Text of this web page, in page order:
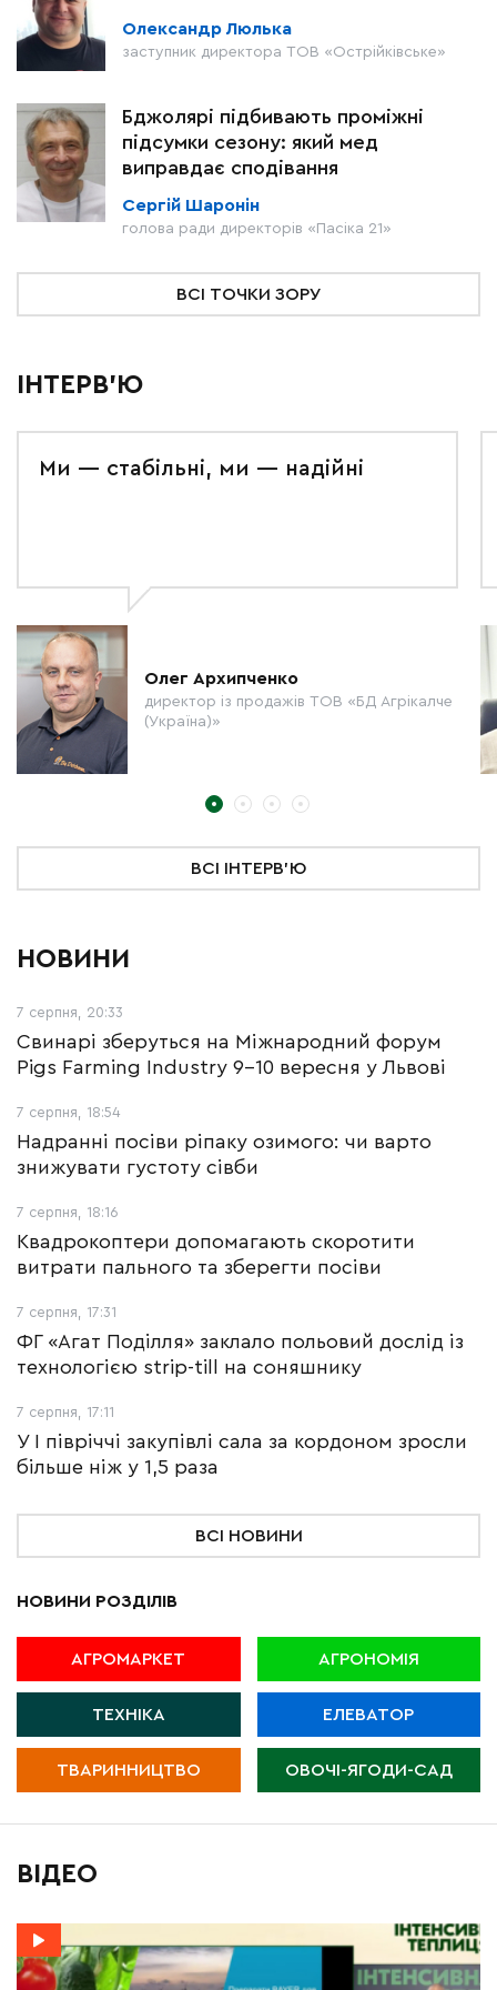
Олександр Люлька
заступник директора ТОВ «Острійківське»
Бджолярі підбивають проміжні
підсумки сезону: який мед
виправдає сподівання
Сергій Шаронін
голова ради директорів «Пасіка 21»
ВСІ ТОЧКИ ЗОРУ
ІНТЕРВ'Ю
Ми — стабільні, ми — надійні
Олег Архипченко
директор із продажів ТОВ «БД Агрікалче
(Україна)»
ВСІ ІНТЕРВ'Ю
НОВИНИ
7 серпня, 20:33
Свинарі зберуться на Міжнародний форум
Pigs Farming Industry 9-10 вересня у Львові
7 серпня, 18:54
Надранні посіви ріпаку озимого: чи варто
знижувати густоту сівби
7 серпня, 18:16
Квадрокоптери допомагають скоротити
витрати пального та зберегти посіви
7 серпня, 17:31
ФГ «Агат Поділля» заклало польовий дослід із
технологією strip-till на соняшнику
7 серпня, 17:11
У І півріччі закупівлі сала за кордоном зросли
більше ніж у 1,5 раза
ВСІ НОВИНИ
НОВИНИ РОЗДІЛІВ
АГРОМАРКЕТ АГРОНОМІЯ
ТЕХНІКА ЕЛЕВАТОР
ТВАРИННИЦТВО ОВОЧІ-ЯГОДИ-САД
ВІДЕО